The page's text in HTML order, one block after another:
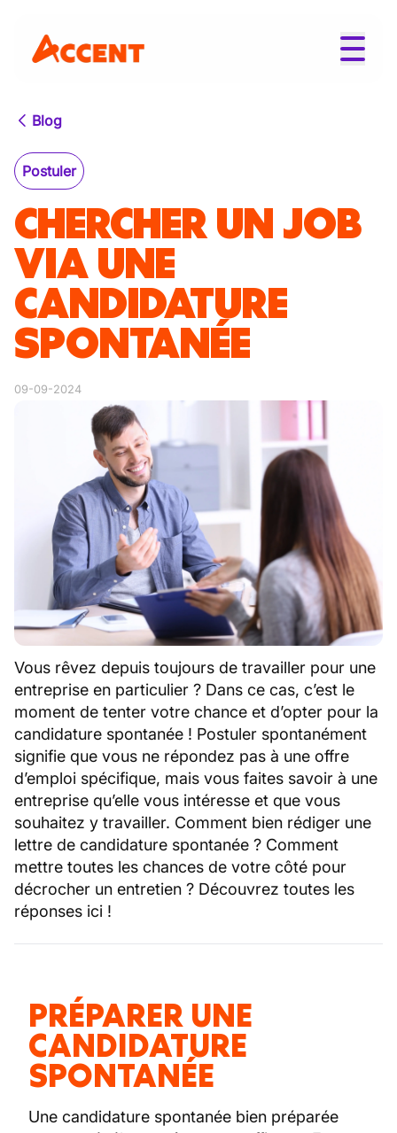
Blog
Postuler
CHERCHER UN JOB
VIA UNE
CANDIDATURE
SPONTANÉE
09-09-2024
Vous rêvez depuis toujours de travailler pour une
entreprise en particulier ? Dans ce cas, c’est le
moment de tenter votre chance et d’opter pour la
candidature spontanée ! Postuler spontanément
signifie que vous ne répondez pas à une offre
d’emploi spécifique, mais vous faites savoir à une
entreprise qu’elle vous intéresse et que vous
souhaitez y travailler. Comment bien rédiger une
lettre de candidature spontanée ? Comment
mettre toutes les chances de votre côté pour
décrocher un entretien ? Découvrez toutes les
réponses ici !
PRÉPARER UNE
CANDIDATURE
SPONTANÉE
Une candidature spontanée bien préparée